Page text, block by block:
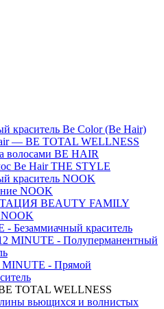
краситель Be Color (Be Hair)
— BE TOTAL WELLNESS
волосами BE HAIR
Be Hair THE STYLE
краситель NOOK
NOOK
BEAUTY FAMILY
NOOK
Безаммиачный краситель
MINUTE - Полуперманентный
- Прямой
TOTAL WELLNESS
вьющихся и волнистых